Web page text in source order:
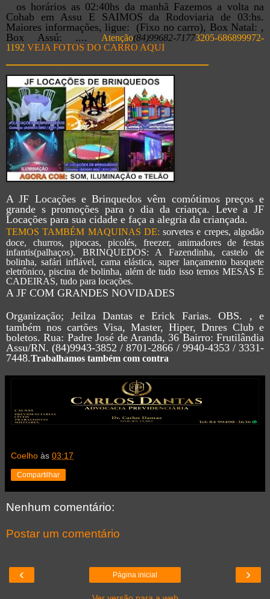
os horários as 02:40hs da manhã Fazemos a volta na
Cohab em Assu E SAIMOS da Rodoviaria de 03:hs.
Maiores informações, ligue: (Fixo no carro), Box Natal: ,
Box Assú: ....
Atenção(84)99682-71773205-686899972-
1192 VEJA FOTOS DO CARRO AQUI
A JF Locações e Brinquedos vêm comótimos preços e
grande s promoções para o dia da criança. Leve a JF
Locações para sua cidade e faça a alegria da criançada.
TEMOS TAMBÉM MAQUINAS DE:sorvetes e crepes, algodão
doce, churros, pipocas, picolés, freezer, animadores de festas
infantis(palhaços). BRINQUEDOS: A Fazendinha, castelo de
bolinha, safári inflável, cama elástica, super lançamento basquete
eletrônico, piscina de bolinha, além de tudo isso temos MESAS E
CADEIRAS, tudo para locações.
A JF COM GRANDES NOVIDADES
Organização; Jeilza Dantas e Erick Farias. OBS. , e
também nos cartões Visa, Master, Hiper, Dnres Club e
boletos. Rua: Padre José de Aranda, 36 Bairro: Frutilândia
Assu/RN. (84)9943-3852 / 8701-2866 / 9940-4353 / 3331-
7448.Trabalhamos também com contra
Coelho às 03:17
Compartilhar
Nenhum comentário:
Postar um comentário
‹ ›
Página inicial